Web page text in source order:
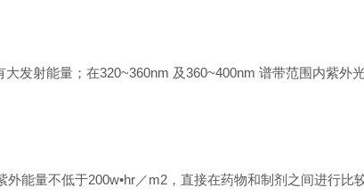
发射能量；在320~360nm 及360~400nm 谱带范围内紫外
能量不低于200w•hr／m2，直接在药物和制剂之间进行比较